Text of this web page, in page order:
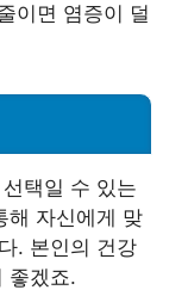
이면 염증이 덜
택일 수 있는
해 자신에게 맞
. 본인의 건강
좋겠죠.